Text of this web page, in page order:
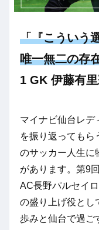
「『こういう
唯一無二の存
1 GK 伊藤有
マイナビ仙台レデ
を振り返ってもら
のサッカー人生に
があります。第9
AC長野パルセイ
の盛り上げ役とし
歩みと仙台で過ご